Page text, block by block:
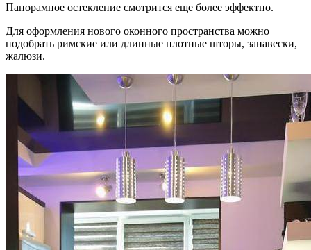
Панорамное остекление смотрится еще более эффектно.
Для оформления нового оконного пространства можно
подобрать римские или длинные плотные шторы, занавески,
жалюзи.